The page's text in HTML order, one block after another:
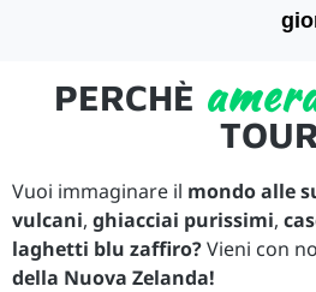
PERCHÈ
TOUR
Vuoi immaginare il mondo alle
vulcani, ghiacciai purissimi,
laghetti blu zaffiro?Vieni con
della Nuova Zelanda!